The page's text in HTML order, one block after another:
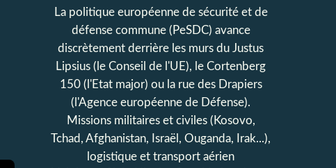
La politique européenne de sécurité et de
défense commune (PeSDC) avance
discrètement derrière les murs du Justus
Lipsius (le Conseil de l'UE), le Cortenberg
150 (l'Etat major) ou la rue des Drapiers
(l'Agence européenne de Défense).
Missions militaires et civiles (Kosovo,
Tchad, Afghanistan, Israël, Ouganda, Irak...),
logistique et transport aérien